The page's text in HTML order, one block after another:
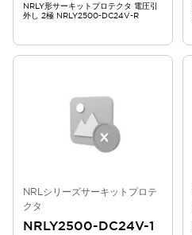
NRLY形サーキットプロテクタ 電圧引
外し 2極 NRLY2500-DC24V-R
NRLシリーズサーキットプロテ
クタ
NRLY2500-DC24V-1